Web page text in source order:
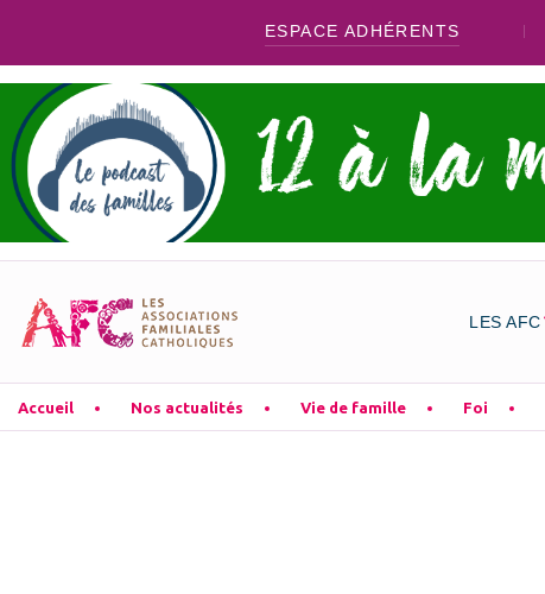
ESPACE ADHÉRENTS
LES AFC
Accueil Nos actualités Vie de famille Foi